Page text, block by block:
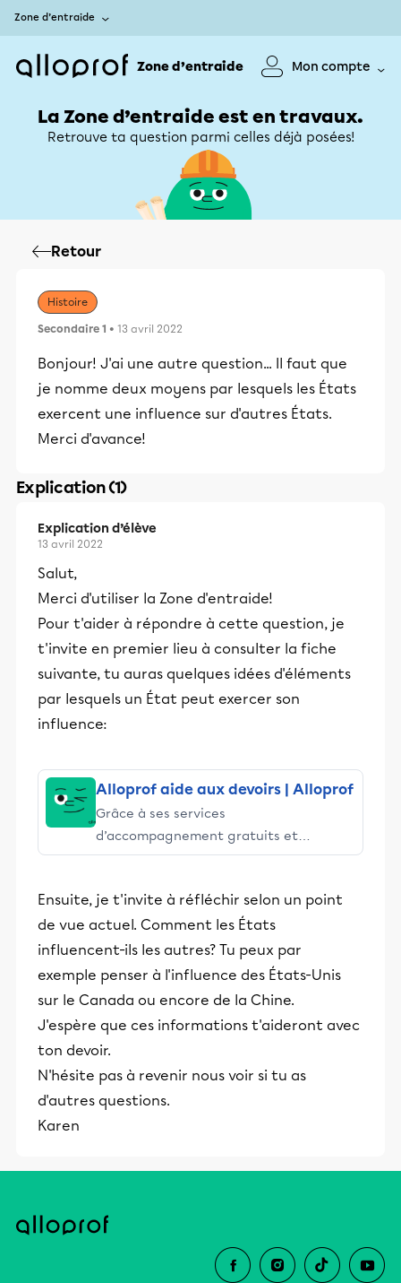
Zone d’entraide
Zone d’entraide Mon compte
La Zone d’entraide est en travaux.
Retrouve ta question parmi celles déjà posées!
Retour
Histoire
Secondaire 1 • 13 avril 2022
Bonjour! J'ai une autre question... Il faut que
je nomme deux moyens par lesquels les États
exercent une influence sur d'autres États.
Merci d'avance!
Explication (1)
Explication d’élève
13 avril 2022
Salut,
Merci d'utiliser la Zone d'entraide!
Pour t'aider à répondre à cette question, je
t'invite en premier lieu à consulter la fiche
suivante, tu auras quelques idées d'éléments
par lesquels un État peut exercer son
influence:
Alloprof aide aux devoirs | Alloprof
Grâce à ses services
d’accompagnement gratuits et
stimulants, Alloprof engage les élèves
éducative.
Ensuite, je t'invite à réfléchir selon un point
de vue actuel. Comment les États
influencent-ils les autres? Tu peux par
exemple penser à l'influence des États-Unis
sur le Canada ou encore de la Chine.
J'espère que ces informations t'aideront avec
ton devoir.
N'hésite pas à revenir nous voir si tu as
d'autres questions.
Karen